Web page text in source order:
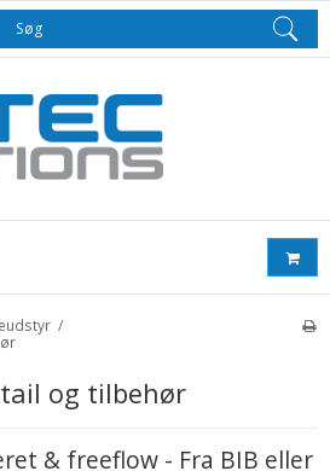
Søg
/
og tilbehør
& freeflow - Fra BIB eller